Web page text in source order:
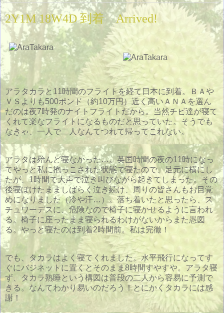
2Y1M 18W4D 到着 Arrived!
アラタカラと11時間のフライトを経て日本に到着。ＢＡや
ＶＳよりも500ポンド（約10万円）近く高いＡＮＡを選ん
だのは夜7時発のナイトフライトだから。当然チビ達が寝て
くれて楽なフライトになるものだと思っていた。そうでも
なきゃ、一人で二人なんてつれて帰ってこれない。
アラタは殆んど寝なかった…。英国時間の夜の11時になっ
てやっと私に抱っこされた状態で寝たので、足元に横にし
たが、1時間で大声で泣き叫びながら起きてしまった。その
後寝ぼけたまましばらく泣き続け、周りの皆さんもお目覚
めになりました（冷や汗…）。落ち着いたと思ったら、ス
チュワーデスに、危険なので椅子に寝かせるように言われ
る。椅子に座ったまま寝られるわけがないからまた愚図
る。やっと寝たのは到着2時間前。私は完徹！
でも、タカラはよく寝てくれました。水平飛行になってす
ぐにバジネットに置くとそのまま8時間すやすや。アラタ寝
ず、タカラ熟睡という構図は普段の二人から容易に予測で
きる。なんてわかり易いのだろう！とにかくタカラには感
謝！